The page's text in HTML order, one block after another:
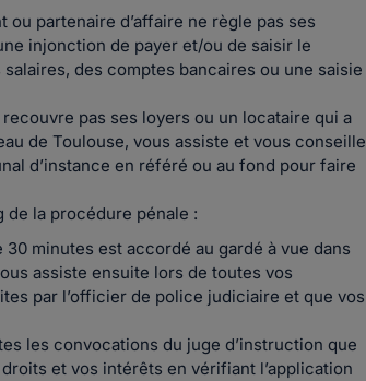
ou partenaire d’affaire ne règle pas ses
injonction de payer et/ou de saisir le
des comptes bancaires ou une saisie
pas ses loyers ou un locataire qui a
de Toulouse, vous assiste et vous conseille
d’instance en référé ou au fond pour faire
de la procédure pénale :
30 minutes est accordé au gardé à vue dans
assiste ensuite lors de toutes vos
par l’officier de police judiciaire et que vos
les convocations du juge d’instruction que
et vos intérêts en vérifiant l’application